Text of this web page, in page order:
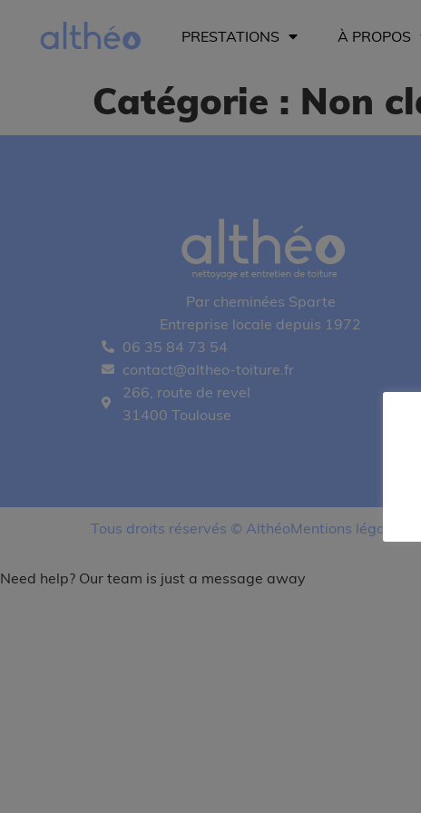
PRESTATIONS À PROPOS
Catégorie : Non
Par cheminées Sparte
Entreprise locale depuis 1972
06 35 84 73 54
contact@altheo-toiture.fr
266, route de revel
31400 Toulouse
Tous droits réservés © AlthéoMentions légales
Need help? Our team is just a message away